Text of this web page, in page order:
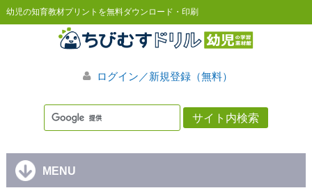
幼児の知育教材プリントを無料ダウンロード・印刷
ログイン／新規登録（無料）
MENU